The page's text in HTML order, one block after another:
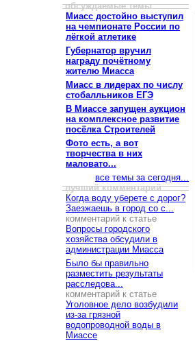
обсуждаемые темы
Миасс достойно выступил
на чемпионате России по
лёгкой атлетике
Губернатор вручил
награду почётному
жителю Миасса
Миасс в лидерах по числу
стобалльников ЕГЭ
В Миассе запущен аукцион
на комплексное развитие
посёлка Строителей
Фото есть, а вот
творчества в них
маловато...
все темы за сегодня...
лучший комментарий
Когда воду уберете с дорог?
Заезжаешь в город со с...
комментарий к статье
Вопросы городского
хозяйства обсудили в
администрации Миасса
Было бы правильно
разместить результаты
расследова...
комментарий к статье
Уголовное дело возбудили
из-за грязной
водопроводной воды в
Миассе